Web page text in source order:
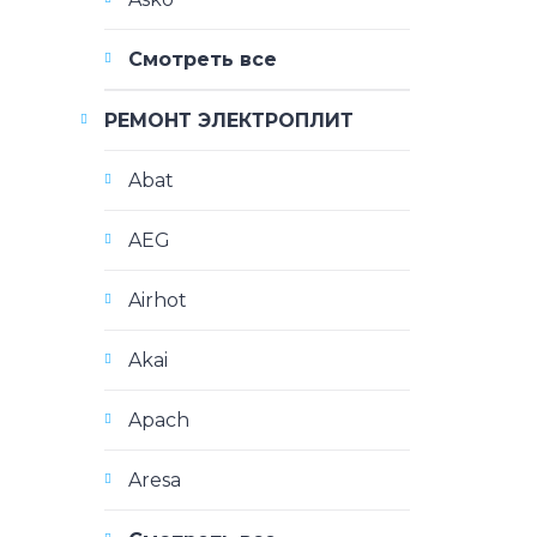
Смотреть все
РЕМОНТ ЭЛЕКТРОПЛИТ
Abat
AEG
Airhot
Akai
Apach
Aresa